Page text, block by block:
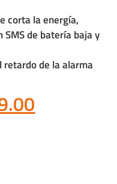
corta la energía,
de batería baja y
retardo de la alarma